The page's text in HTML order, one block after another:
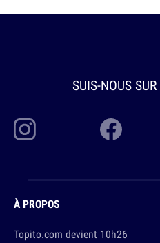
SUIS-NOUS SUR
À PROPOS
Topito.com devient 10h26